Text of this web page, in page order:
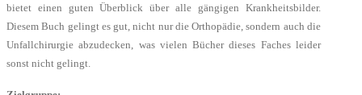
bietet einen guten Überblick über alle gängigen Krankheitsbilder.
Diesem Buch gelingt es gut, nicht nur die Orthopädie, sondern auch die
Unfallchirurgie abzudecken, was vielen Bücher dieses Faches leider
sonst nicht gelingt.